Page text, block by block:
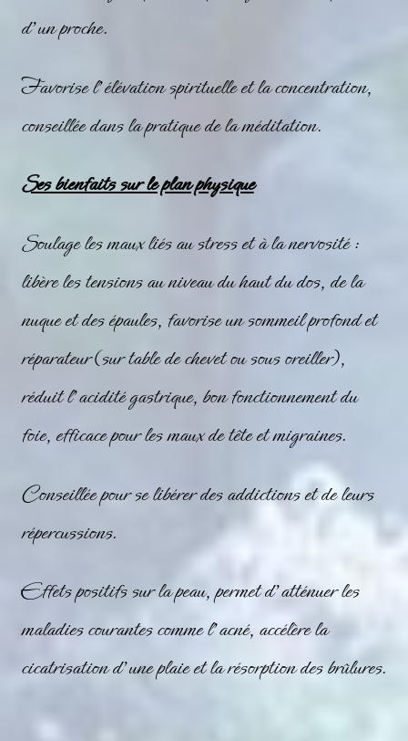
d’un proche.
Favorise l’élévation spirituelle et la concentration,
conseillée dans la pratique de la méditation.
Ses bienfaits sur le plan physique
Soulage les maux liés au stress et à la nervosité :
libère les tensions au niveau du haut du dos, de la
nuque et des épaules, favorise un sommeil profond et
réparateur (sur table de chevet ou sous oreiller),
réduit l’acidité gastrique, bon fonctionnement du
foie, efficace pour les maux de tête et migraines.
Conseillée pour se libérer des addictions et de leurs
répercussions.
Effets positifs sur la peau, permet d’atténuer les
maladies courantes comme l’acné, accélère la
cicatrisation d’une plaie et la résorption des brûlures.